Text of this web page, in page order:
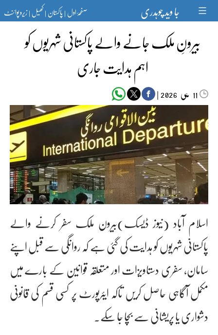
content جا وید چوہدری صفحۂ اول|پاکستان|کھیل|زیرو پوائنٹ
بیرونِ ملک جانے والے پاکستانی شہریوں کو
اہم ہدایت جاری
11 مئی‬‮ |
اسلام آباد (نیوز ڈیسک)بیرون ملک سفر کرنے والے
پاکستانی شہریوں کو ہدایت کی گئی ہے کہ روانگی سے قبل اپنے
سامان، سفری دستاویزات اور متعلقہ قوانین کے بارے میں
مکمل آگاہی حاصل کریں تاکہ ایئرپورٹ پر کسی قسم کی قانونی
دشواری یا پریشانی سے بچا جا سکے۔